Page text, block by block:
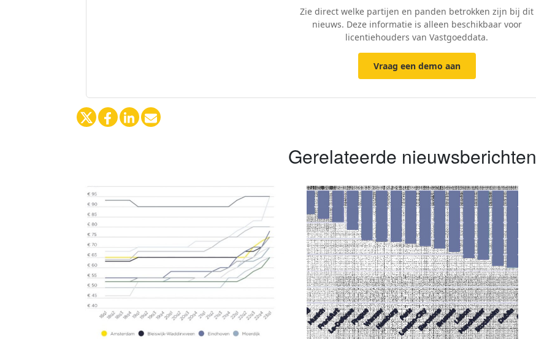
Zie direct welke partijen en panden betrokken zijn bij dit
nieuws. Deze informatie is alleen beschikbaar voor
licentiehouders van Vastgoeddata.
Vraag een demo aan
Gerelateerde nieuwsberichten